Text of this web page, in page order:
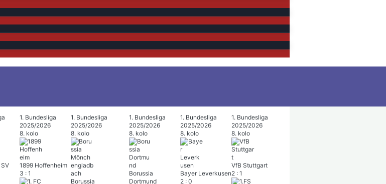
1. Bundesliga
2025/2026
8. kolo
1899 Hoffenheim
3 : 1
1. Bundesliga
2025/2026
8. kolo
Borussia
1. Bundesliga
2025/2026
8. kolo
Borussia
Dortmund
1. Bundesliga
2025/2026
8. kolo
Bayer Leverkusen
2 : 0
1. Bundesliga
2025/2026
8. kolo
VfB Stuttgart
2 : 1